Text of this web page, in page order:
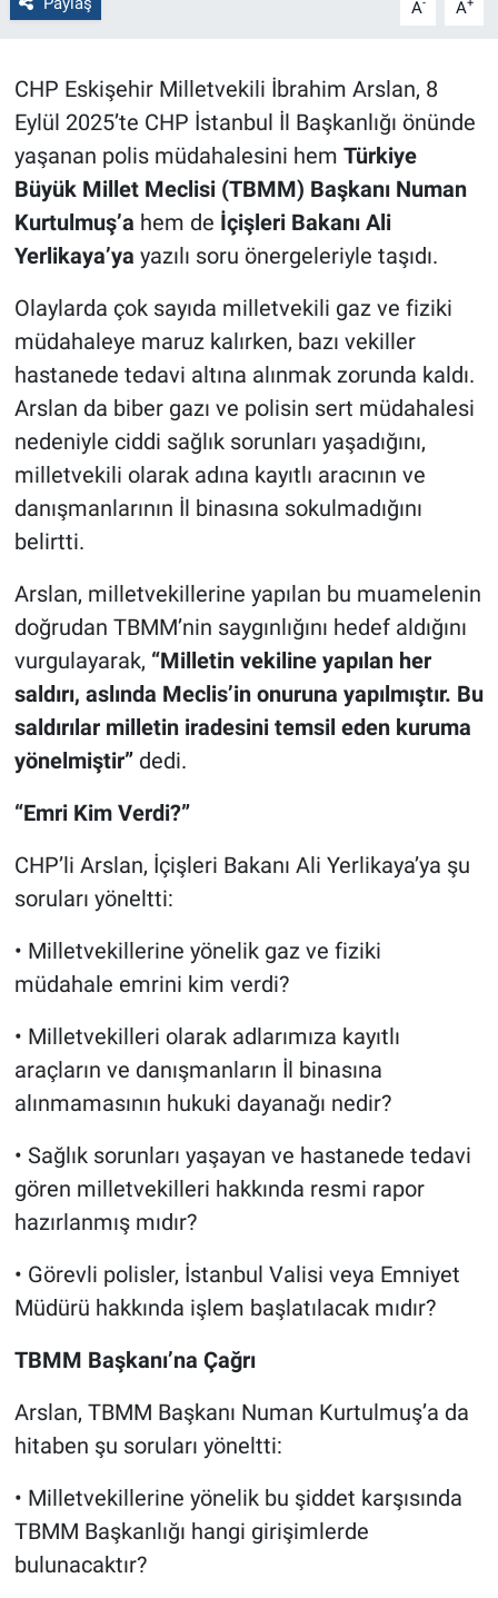
A- A+
CHP Eskişehir Milletvekili İbrahim Arslan, 8
Eylül 2025’te CHP İstanbul İl Başkanlığı önünde
yaşanan polis müdahalesini hem Türkiye
Büyük Millet Meclisi (TBMM) Başkanı Numan
Kurtulmuş’a hem de İçişleri Bakanı Ali
Yerlikaya’ya yazılı soru önergeleriyle taşıdı.
Olaylarda çok sayıda milletvekili gaz ve fiziki
müdahaleye maruz kalırken, bazı vekiller
hastanede tedavi altına alınmak zorunda kaldı.
Arslan da biber gazı ve polisin sert müdahalesi
nedeniyle ciddi sağlık sorunları yaşadığını,
milletvekili olarak adına kayıtlı aracının ve
danışmanlarının İl binasına sokulmadığını
belirtti.
Arslan, milletvekillerine yapılan bu muamelenin
doğrudan TBMM’nin saygınlığını hedef aldığını
vurgulayarak, “Milletin vekiline yapılan her
saldırı, aslında Meclis’in onuruna yapılmıştır. Bu
saldırılar milletin iradesini temsil eden kuruma
yönelmiştir”dedi.
“Emri Kim Verdi?”
CHP’li Arslan, İçişleri Bakanı Ali Yerlikaya’ya şu
soruları yöneltti:
• Milletvekillerine yönelik gaz ve fiziki
müdahale emrini kim verdi?
• Milletvekilleri olarak adlarımıza kayıtlı
araçların ve danışmanların İl binasına
alınmamasının hukuki dayanağı nedir?
• Sağlık sorunları yaşayan ve hastanede tedavi
gören milletvekilleri hakkında resmi rapor
hazırlanmış mıdır?
• Görevli polisler, İstanbul Valisi veya Emniyet
Müdürü hakkında işlem başlatılacak mıdır?
TBMM Başkanı’na Çağrı
Arslan, TBMM Başkanı Numan Kurtulmuş’a da
hitaben şu soruları yöneltti:
• Milletvekillerine yönelik bu şiddet karşısında
TBMM Başkanlığı hangi girişimlerde
bulunacaktır?
Bilim ve Teknoloji